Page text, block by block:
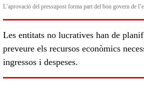
L’aprovació del pressupost forma part del bon govern de
Les entitats no lucratives han de
preveure els recursos econòmics
ingressos i despeses.